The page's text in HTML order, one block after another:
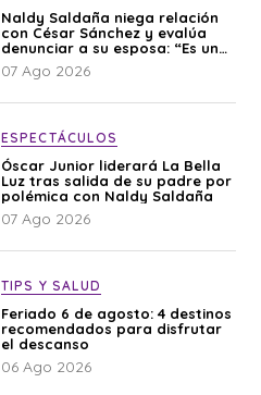
Naldy Saldaña niega relación
con César Sánchez y evalúa
denunciar a su esposa: “Es una
difamación”
07 Ago 2026
ESPECTÁCULOS
Óscar Junior liderará La Bella
Luz tras salida de su padre por
polémica con Naldy Saldaña
07 Ago 2026
TIPS Y SALUD
Feriado 6 de agosto: 4 destinos
recomendados para disfrutar
el descanso
06 Ago 2026